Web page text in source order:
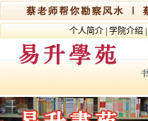
个人简介 学院介绍